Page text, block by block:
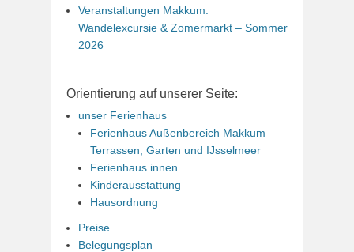
Veranstaltungen Makkum:
Wandelexcursie & Zomermarkt – Sommer
2026
Orientierung auf unserer Seite:
unser Ferienhaus
Ferienhaus Außenbereich Makkum –
Terrassen, Garten und IJsselmeer
Ferienhaus innen
Kinderausstattung
Hausordnung
Preise
Belegungsplan